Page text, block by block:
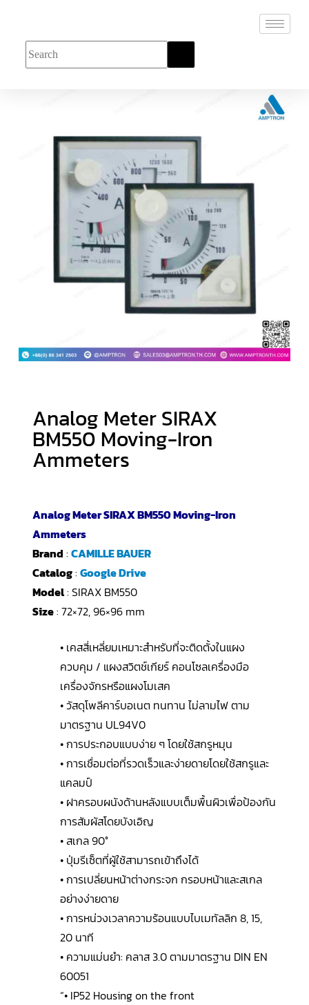
Analog Meter SIRAX
BM550 Moving-Iron
Ammeters
Analog Meter SIRAX BM550 Moving-Iron
Ammeters
Brand : CAMILLE BAUER
Catalog: Google Drive
Model: SIRAX BM550
Size: 72×72, 96×96 mm
• เคสสี่เหลี่ยมเหมาะสำหรับที่จะติดตั้งในแผง
ควบคุม / แผงสวิตช์เกียร์ คอนโซลเครื่องมือ
เครื่องจักรหรือแผงโมเสค
• วัสดุโพลีคาร์บอเนต ทนทาน ไม่ลามไฟ ตาม
มาตรฐาน UL94V0
• การประกอบแบบง่าย ๆ โดยใช้สกรูหมุน
• การเชื่อมต่อที่รวดเร็วและง่ายดายโดยใช้สกรูและ
แคลมป์
• ฝาครอบผนังด้านหลังแบบเต็มพื้นผิวเพื่อป้องกัน
การสัมผัสโดยบังเอิญ
• สเกล 90°
• ปุ่มรีเซ็ตที่ผู้ใช้สามารถเข้าถึงได้
• การเปลี่ยนหน้าต่างกระจก กรอบหน้าและสเกล
อย่างง่ายดาย
• การหน่วงเวลาความร้อนแบบไบเมทัลลิก 8, 15,
20 นาที
• ความแม่นยำ: คลาส 3.0 ตามมาตรฐาน DIN EN
60051
“• IP52 Housing on the front